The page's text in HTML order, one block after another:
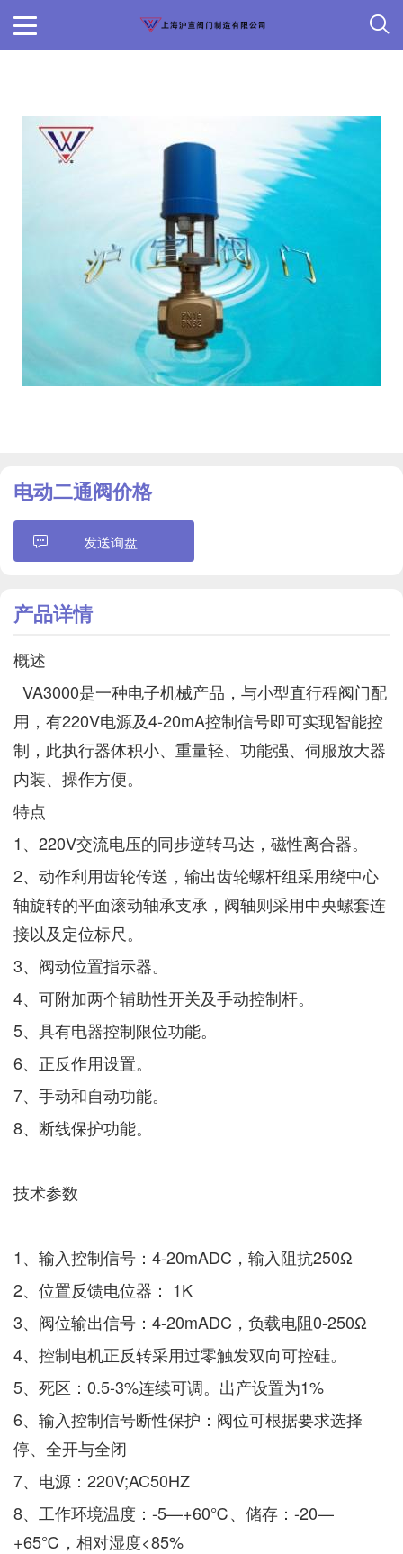
电动二通阀价格
发送询盘
产品详情
概述
VA3000是一种电子机械产品，与小型直行程阀门配
用，有220V电源及4-20mA控制信号即可实现智能控
制，此执行器体积小、重量轻、功能强、伺服放大器
内装、操作方便。
特点
1、220V交流电压的同步逆转马达，磁性离合器。
2、动作利用齿轮传送，输出齿轮螺杆组采用绕中心
轴旋转的平面滚动轴承支承，阀轴则采用中央螺套连
接以及定位标尺。
3、阀动位置指示器。
4、可附加两个辅助性开关及手动控制杆。
5、具有电器控制限位功能。
6、正反作用设置。
7、手动和自动功能。
8、断线保护功能。
技术参数
1、输入控制信号：4-20mADC，输入阻抗250Ω
2、位置反馈电位器： 1K
3、阀位输出信号：4-20mADC，负载电阻0-250Ω
4、控制电机正反转采用过零触发双向可控硅。
5、死区：0.5-3%连续可调。出产设置为1%
6、输入控制信号断性保护：阀位可根据要求选择
停、全开与全闭
7、电源：220V;AC50HZ
8、工作环境温度：-5—+60℃、储存：-20—
+65℃，相对湿度<85%